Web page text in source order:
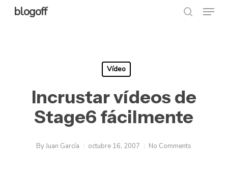
Skipblogoff Menu
Vídeo
Incrustar vídeos de
Stage6 fácilmente
ByJuan García octubre 16, 2007 No Comments